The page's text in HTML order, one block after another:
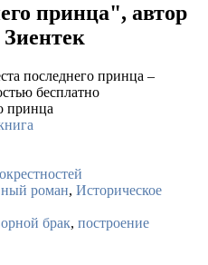
принца", автор
принца
роман, Историческое
брак, построение